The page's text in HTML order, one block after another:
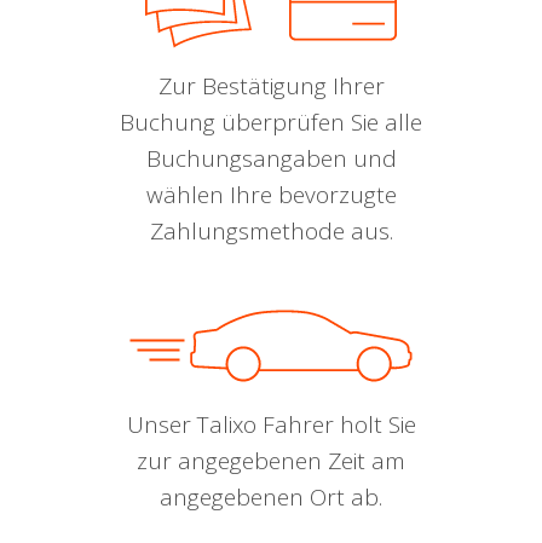
Zur Bestätigung Ihrer
Buchung überprüfen Sie alle
Buchungsangaben und
wählen Ihre bevorzugte
Zahlungsmethode aus.
Unser Talixo Fahrer holt Sie
zur angegebenen Zeit am
angegebenen Ort ab.